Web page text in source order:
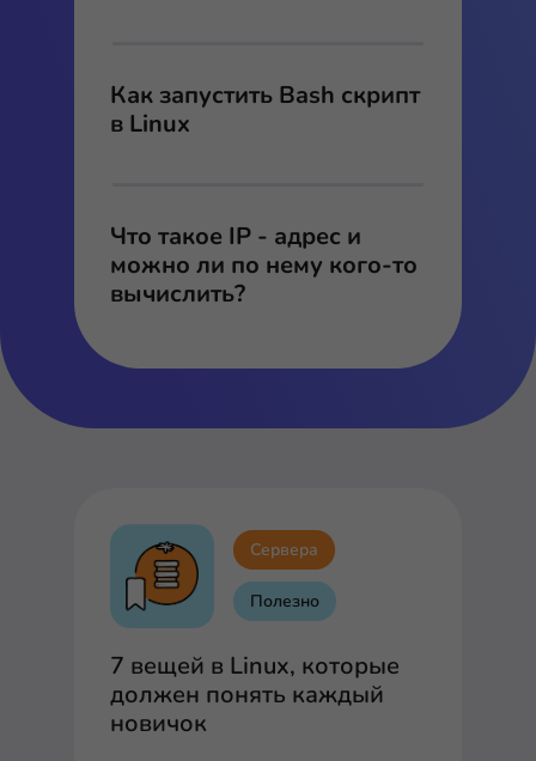
Как запустить Bash скрипт
в Linux
Что такое IP - адрес и
можно ли по нему кого-то
вычислить?
Сервера
Полезно
7 вещей в Linux, которые
должен понять каждый
новичок